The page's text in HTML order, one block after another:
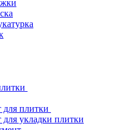
плитки
укладки плитки